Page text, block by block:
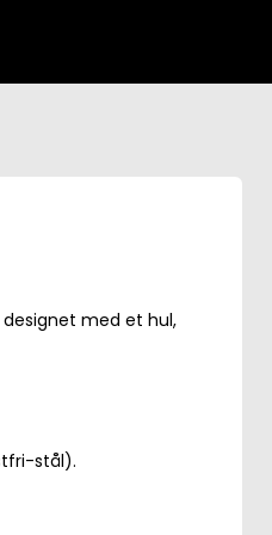
med et hul,
stål).